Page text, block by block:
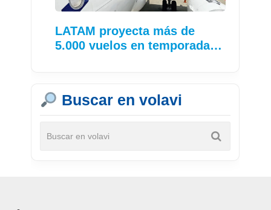
LATAM proyecta más de
5.000 vuelos en temporada…
Buscar en volavi